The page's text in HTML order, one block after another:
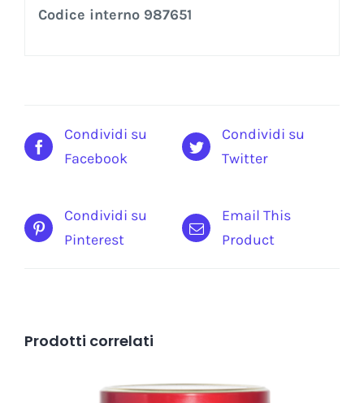
Codice interno 987651
Condividi su
Facebook
Condividi su
Twitter
Condividi su
Pinterest
Email This
Product
Prodotti correlati